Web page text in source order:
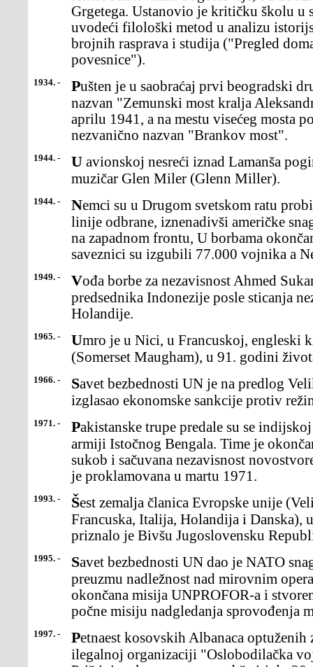
Grgetega. Ustanovio je kritičku školu
uvodeći filološki metod u analizu
brojnih rasprava i studija ("Pregled
povesnice").
1934. - Pušten je u saobraćaj prvi beogradski drumski most preko Save,
nazvan "Zemunski most kralja
aprilu 1941, a na mestu visećeg mosta
nezvanično nazvan "Brankov most".
1944. - U avionskoj nesreći iznad Lamanša poginuo je američki džez-
muzičar Glen Miler (Glenn Miller).
1944. - Nemci su u Drugom svetskom ratu probili u Ardenima savezničke
linije odbrane, iznenadivši američke
na zapadnom frontu, U borbama
saveznici su izgubili 77.000 vojnika a
1949. - Vođa borbe za nezavisnost Ahmed Sukarno izabran je za prvog
predsednika Indonezije posle sticanja
Holandije.
1965. - Umro je u Nici, u Francuskoj, engleski književnik Somerset Mom
(Somerset Maugham), u 91. godini
1966. - Savet bezbednosti UN je na predlog Velike Britanije jednoglasno
izglasao ekonomske sankcije protiv
1971. - Pakistanske trupe predale su se indijskoj vojsci i Oslobodilačkoj
armiji Istočnog Bengala. Time je
sukob i sačuvana nezavisnost
je proklamovana u martu 1971.
1993. - Šest zemalja članica Evropske unije (Velika Britanija, Nemačka,
Francuska, Italija, Holandija i Danska),
priznalo je Bivšu Jugoslovensku
1995. - Savet bezbednosti UN dao je NATO snagama ovlašćenje da
preuzmu nadležnost nad mirovnim
okončana misija UNPROFOR-a i
počne misiju nadgledanja sprovođenja
1997. - Petnaest kosovskih Albanaca optuženih za terorizam i pripadnost
ilegalnoj organizaciji "Oslobodilačka